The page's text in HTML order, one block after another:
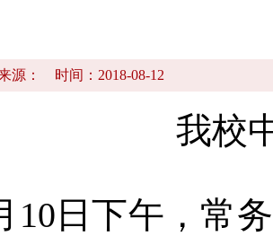
源： 时间：2018-08-12
我校
10日下午，常